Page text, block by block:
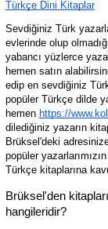
Türkçe Dini Kitaplar
Sevdiğiniz Türk
evlerinde olup
yabancı yüzlerce
hemen satın
edip en sevdiğiniz
popüler Türkçe dilde
hemen https://
dilediğiniz yazarın
Brüksel'deki
popüler
Türkçe kitaplarına
Brüksel'den
hangileridir?